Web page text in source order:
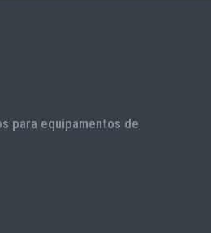
para equipamentos de